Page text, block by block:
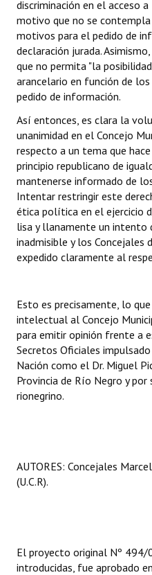
discriminación en el acceso
motivo que no se
motivos para el pedido de
declaración jurada.
que no permita "la
arancelario en función de
pedido de información.
Así entonces, es clara la
unanimidad en el Concejo
respecto a un tema que
principio republicano de
mantenerse informado de
Intentar restringir este
ética política en el ejercicio
lisa y llanamente un intento
inadmisible y los Concejales
expedido claramente al
Esto es precisamente, lo
intelectual al Concejo
para emitir opinión frente a
Secretos Oficiales
Nación como el Dr. Miguel
Provincia de Río Negro y
rionegrino.
AUTORES: Concejales
(U.C.R).
El proyecto original Nº 494/
introducidas, fue aprobado